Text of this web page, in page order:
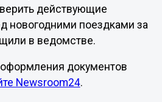
действующие
новогодними поездками за
в ведомстве.
документов
Newsroom24.